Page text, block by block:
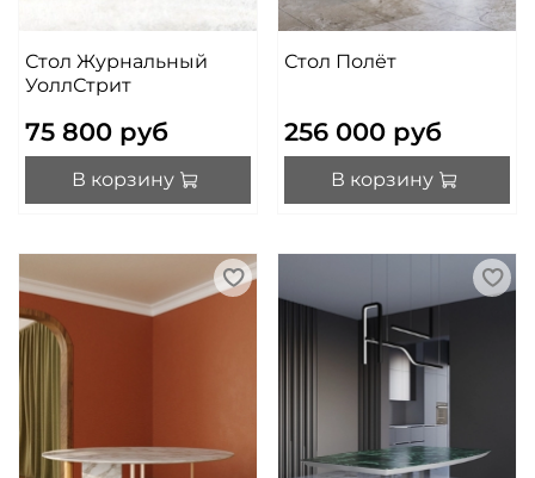
Стол Журнальный
УоллСтрит
75 800 руб
В корзину
Стол Полёт
256 000 руб
В корзину